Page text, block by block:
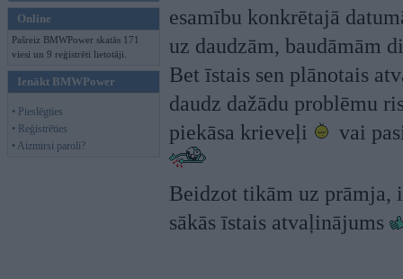
Online
Pašreiz BMWPower skatās 171
viesi un 9 reģistrēti lietotāji.
Ienākt BMWPower
• Pieslēgties
• Reģistrēties
• Aizmirsi paroli?
esamību konkrētajā
uz daudzām, baudāmām
Bet īstais sen plānotais
daudz dažādu problēmu
piekāsa krieveļi
vai
Beidzot tikām uz prāmja,
sākās īstais atvaļinājums